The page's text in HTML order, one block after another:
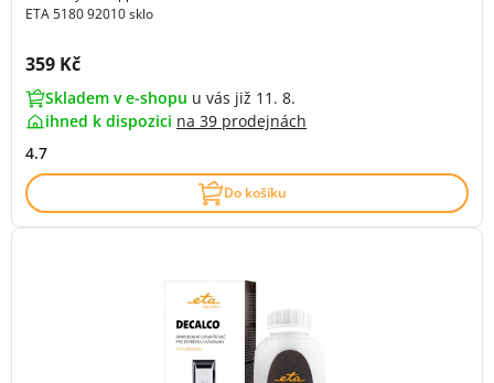
ETA 5180 92010 sklo
Cena s DPH:
359 Kč
Skladem v e-shopu u vás již 11. 8.
ihned k dispozici na 39 prodejnách
4.7
Do košíku